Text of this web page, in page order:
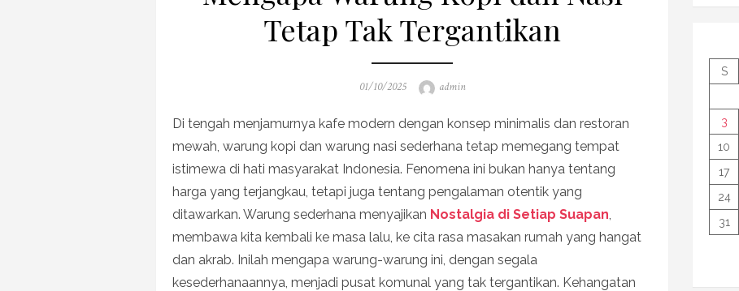
Tetap Tak Tergantikan
Posted
01/10/2025 Author
admin
Di tengah menjamurnya kafe modern dengan konsep minimalis dan restoran
mewah, warung kopi dan warung nasi sederhana tetap memegang tempat
istimewa di hati masyarakat Indonesia. Fenomena ini bukan hanya tentang
harga yang terjangkau, tetapi juga tentang pengalaman otentik yang
ditawarkan. Warung sederhana menyajikan Nostalgia di Setiap Suapan
membawa kita kembali ke masa lalu, ke cita rasa masakan rumah yang hangat
dan akrab. Inilah mengapa warung-warung ini, dengan segala
kesederhanaannya, menjadi pusat komunal yang tak tergantikan. Kehangatan
S
3
10
17
24
31